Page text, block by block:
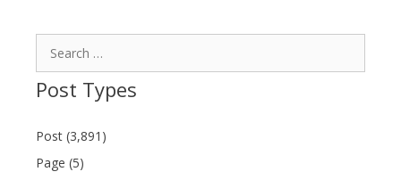
Post Types
Post (3,891)
Page (5)